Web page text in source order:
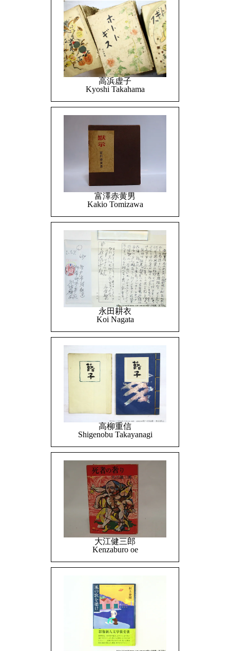
高浜虚子
Kyoshi Takahama
富澤赤黄男
Kakio Tomizawa
永田耕衣
Koi Nagata
高柳重信
Shigenobu Takayanagi
大江健三郎
Kenzaburo oe